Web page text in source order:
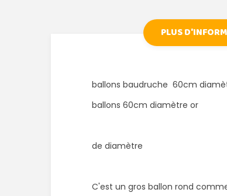
PLUS
ballons baudruche 60cm
ballons 60cm diamètre or
de diamètre
C'est un gros ballon rond